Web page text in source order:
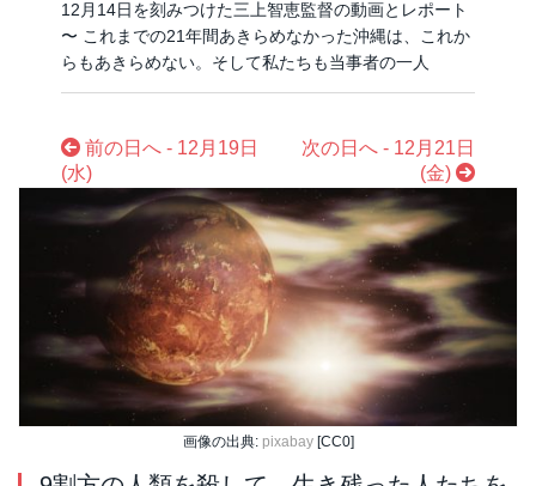
12月14日を刻みつけた三上智恵監督の動画とレポート
〜 これまでの21年間あきらめなかった沖縄は、これか
らもあきらめない。そして私たちも当事者の一人
前の日へ - 12月19日
(水)
次の日へ - 12月21日
(金)
画像の出典: pixabay[CC0]